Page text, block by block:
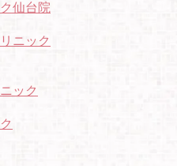
仙台院
ニック
ック